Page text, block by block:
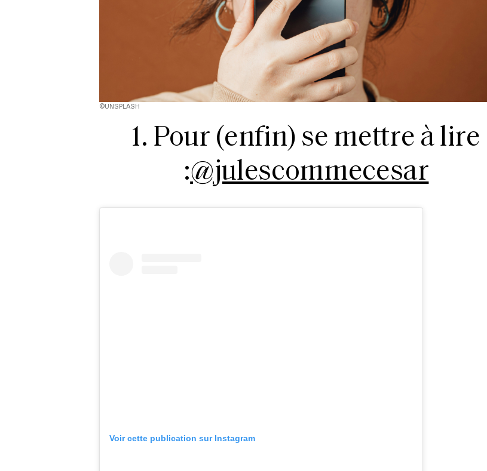
©UNSPLASH
1. Pour (enfin) se mettre à lire
:@julescommecesar
Voir cette publication sur Instagram